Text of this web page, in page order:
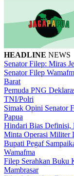
HEADLINE NEWS
Senator Filep: Miras
Senator Filep
Barat
Pemuda PNG
TNI/Polri
Simak Opini Senator
Papua
Hindari Bias
Minta Operasi Militer
Bupati Pegaf
Wamafma
Filep Serahkan Buku
Mambrasar